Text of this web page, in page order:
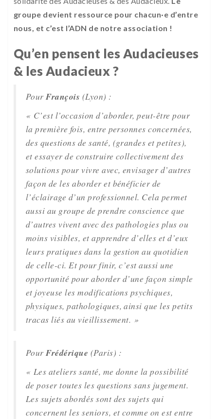
groupe devient ressource pour chacun·e d’entre
nous, et c’est l’ADN de notre association !
Qu’en pensent les Audacieuses
& les Audacieux ?
PourFrançois (Lyon) :
« C’est l’occasion d’aborder, peut-être pour
la première fois, entre personnes concernées,
des questions de santé, (grandes et petites),
et essayer de construire collectivement des
solutions pour vivre avec, envisager d’autres
façon de les aborder et bénéficier de
l’éclairage d’un professionnel. Cela permet
aussi au groupe de prendre conscience que
d’autres vivent avec des pathologies plus ou
moins visibles, et apprendre d’elles et d’eux
leurs pratiques dans la gestion au quotidien
de celle-ci. Et pour finir, c’est aussi une
opportunité pour aborder d’une façon simple
et joyeuse les modifications psychiques,
physiques, pathologiques, ainsi que les petits
tracas liés au vieillissement. »
PourFrédérique (Paris) :
« Les ateliers santé, me donne la possibilité
de poser toutes les questions sans jugement.
Les sujets abordés sont des sujets qui
concernent les seniors, et comme on est entre